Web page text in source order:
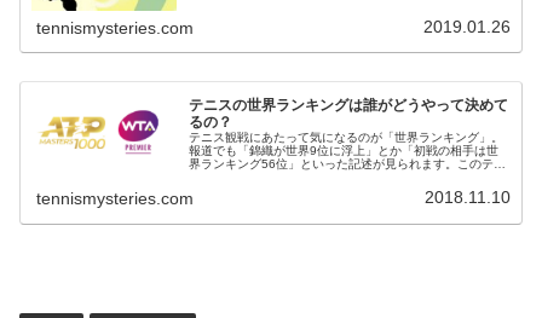
tennismysteries.com 2019.01.26
テニスの世界ランキングは誰がどうやって決めて
るの？
テニス観戦にあたって気になるのが「世界ランキング」。
報道でも「錦織が世界9位に浮上」とか「初戦の相手は世
界ランキング56位」といった記述が見られます。このテニ
tennismysteries.com 2018.11.10